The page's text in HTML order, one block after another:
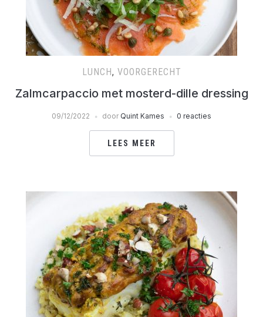
LUNCH, VOORGERECHT
Zalmcarpaccio met mosterd-dille dressing
09/12/2022 door Quint Kames 0 reacties
LEES MEER